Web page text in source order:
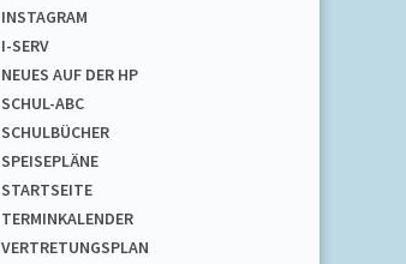
INSTAGRAM
I-SERV
NEUES AUF DER HP
SCHUL-ABC
SCHULBÜCHER
SPEISEPLÄNE
STARTSEITE
TERMINKALENDER
VERTRETUNGSPLAN